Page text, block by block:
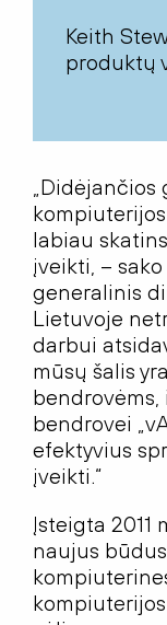
Keith
produktų
labiau
įveikti, –
generalinis
Lietuvoje
darbui
mūsų šalis
bendrovei
efektyvius
įveikti.“
Įsteigta 2011
naujus